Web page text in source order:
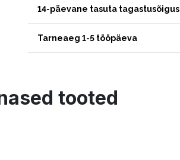
14-päevane tasuta tagastusõigus
Tarneaeg 1-5 tööpäeva
tooted